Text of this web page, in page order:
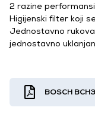
2 razine performansi
Higijenski filter koji
Jednostavno
jednostavno
BOSCH